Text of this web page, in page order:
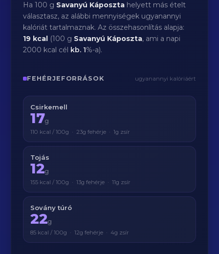
Ha 100 g Savanyú Káposzta helyett más ételt
választasz, az alábbi mennyiségek ugyanannyi
kalóriát tartalmaznak. Az összehasonlítás alapja:
19 kcal (100 g Savanyú Káposzta, ami a napi
2000 kcal cél kb. 1%-a).
FEHÉRJEFORRÁSOK ugyanannyi kalóriáért
Csirkemell
17g
110 kcal / 100g · 23g fehérje · 1g zsír
Tojás
12g
155 kcal / 100g · 13g fehérje · 11g zsír
Sovány túró
22g
85 kcal / 100g · 12g fehérje · 4g zsír